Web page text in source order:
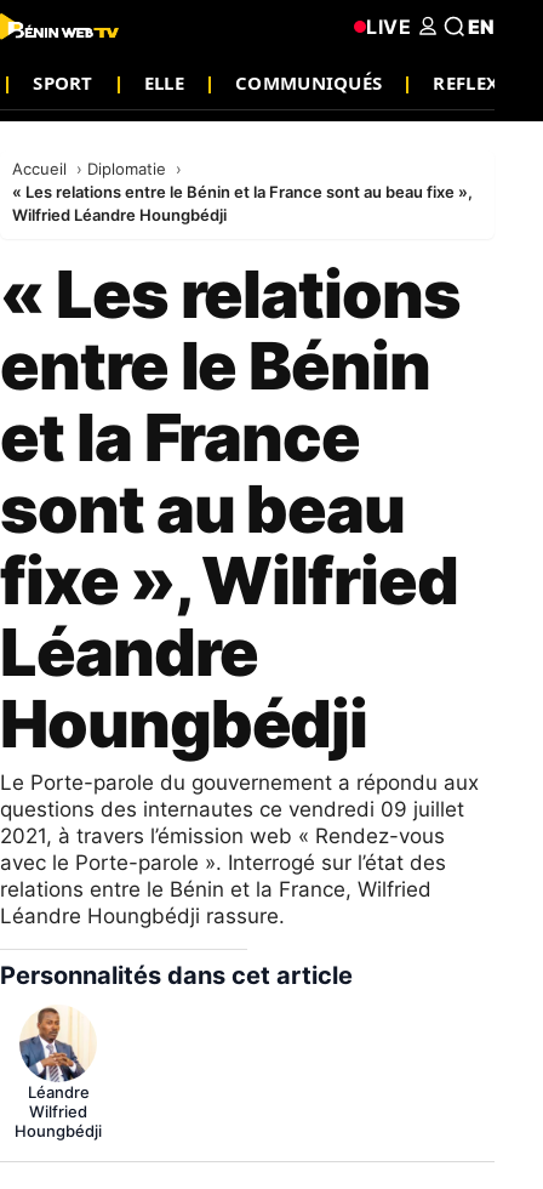
SPORT ELLE COMMUNIQUÉS REFLEXION
LIVE EN
Accueil
Diplomatie
« Les relations entre le Bénin et la France sont au beau fixe »,
Wilfried Léandre Houngbédji
« Les relations
entre le Bénin
et la France
sont au beau
fixe », Wilfried
Léandre
Houngbédji
Le Porte-parole du gouvernement a répondu aux
questions des internautes ce vendredi 09 juillet
2021, à travers l’émission web « Rendez-vous
avec le Porte-parole ». Interrogé sur l’état des
relations entre le Bénin et la France, Wilfried
Léandre Houngbédji rassure.
Personnalités dans cet article
Léandre
Wilfried
Houngbédji